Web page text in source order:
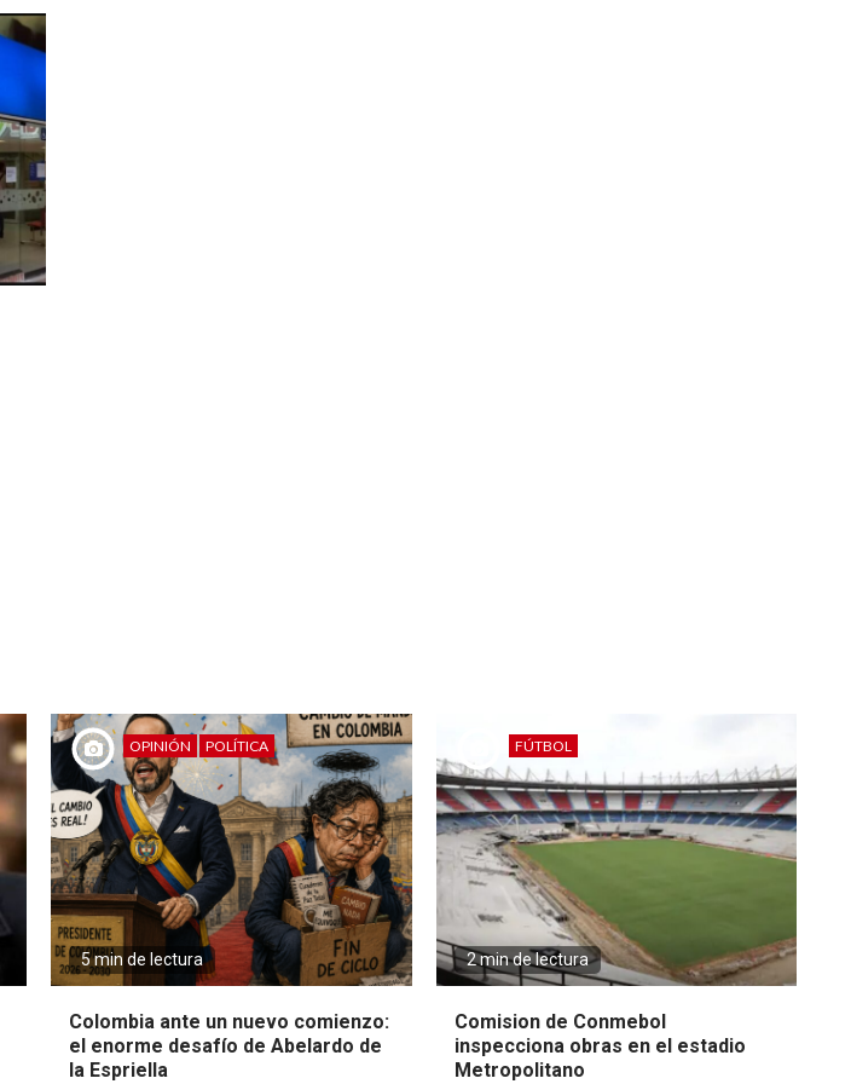
OPINIÓN POLÍTICA
5 min de lectura
Colombia ante un nuevo comienzo:
el enorme desafío de Abelardo de
la Espriella
FÚTBOL
2 min de lectura
Comision de Conmebol
inspecciona obras en el estadio
Metropolitano